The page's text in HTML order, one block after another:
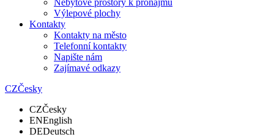
Nebytové prostory k pronájmu
Výlepové plochy
Kontakty
Kontakty na město
Telefonní kontakty
Napište nám
Zajímavé odkazy
CZČesky
CZČesky
ENEnglish
DEDeutsch